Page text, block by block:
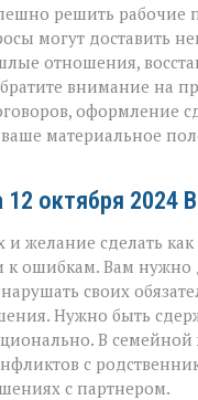
решить рабочие
могут доставить
отношения,
внимание на
оформление
ваше материальное
12 октября 2024
и желание сделать
к ошибкам. Вам нужно
своих
Нужно быть
В семейной
с
с партнером.